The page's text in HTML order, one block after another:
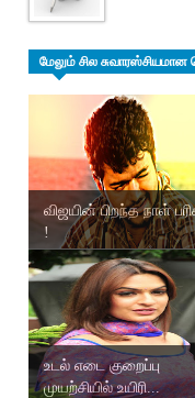
மேலும் சில
விஜயின் பிறந்த நாள்
!
உடல் எடை குறைப்பு
முயற்சியில் உயிரி...